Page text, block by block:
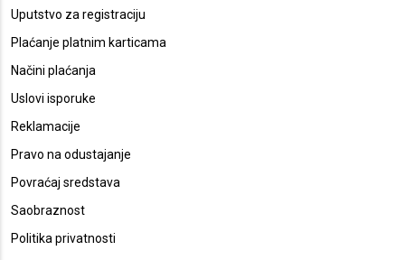
Uputstvo za registraciju
Plaćanje platnim karticama
Načini plaćanja
Uslovi isporuke
Reklamacije
Pravo na odustajanje
Povraćaj sredstava
Saobraznost
Politika privatnosti